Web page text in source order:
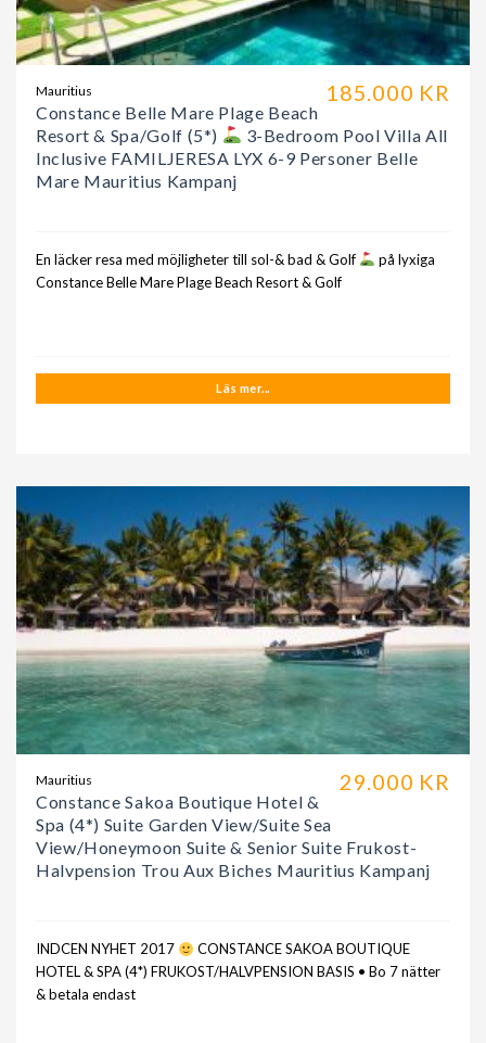
185.000 KR
Mauritius
Constance Belle Mare Plage Beach
Resort & Spa/Golf (5*)
3-Bedroom Pool Villa All
Inclusive FAMILJERESA LYX 6-9 Personer Belle
Mare Mauritius Kampanj
En läcker resa med möjligheter till sol-& bad & Golf
på lyxiga
Constance Belle Mare Plage Beach Resort & Golf
Läs mer...
29.000 KR
Mauritius
Constance Sakoa Boutique Hotel &
Spa (4*) Suite Garden View/Suite Sea
View/Honeymoon Suite & Senior Suite Frukost-
Halvpension Trou Aux Biches Mauritius Kampanj
INDCEN NYHET 2017
CONSTANCE SAKOA BOUTIQUE
HOTEL & SPA (4*) FRUKOST/HALVPENSION BASIS • Bo 7 nätter
& betala endast